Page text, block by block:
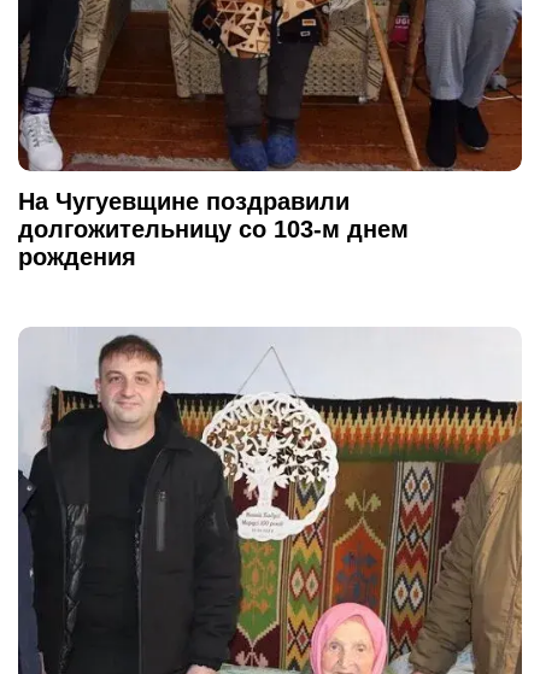
На Чугуевщине поздравили
долгожительницу со 103-м днем
рождения